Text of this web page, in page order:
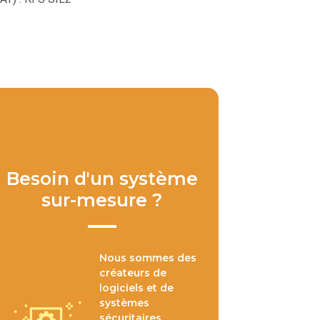
Besoin d'un système
sur-mesure ?
Nous sommes des
créateurs de
logiciels et de
systèmes